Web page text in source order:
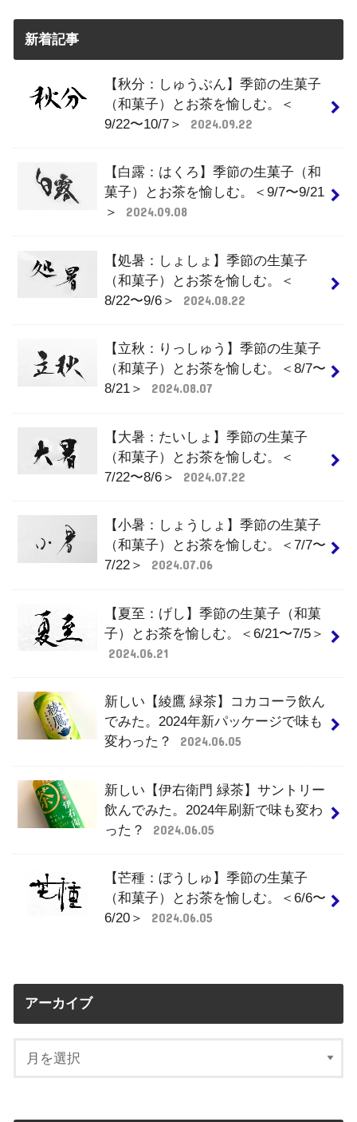
新着記事
【秋分：しゅうぶん】季節の生菓子
（和菓子）とお茶を愉しむ。＜
9/22〜10/7＞
2024.09.22
【白露：はくろ】季節の生菓子（和
菓子）とお茶を愉しむ。＜9/7〜9/21
＞
2024.09.08
【処暑：しょしょ】季節の生菓子
（和菓子）とお茶を愉しむ。＜
8/22〜9/6＞
2024.08.22
【立秋：りっしゅう】季節の生菓子
（和菓子）とお茶を愉しむ。＜8/7〜
8/21＞
2024.08.07
【大暑：たいしょ】季節の生菓子
（和菓子）とお茶を愉しむ。＜
7/22〜8/6＞
2024.07.22
【小暑：しょうしょ】季節の生菓子
（和菓子）とお茶を愉しむ。＜7/7〜
7/22＞
2024.07.06
【夏至：げし】季節の生菓子（和菓
子）とお茶を愉しむ。＜6/21〜7/5＞
2024.06.21
新しい【綾鷹 緑茶】コカコーラ飲ん
でみた。2024年新パッケージで味も
変わった？
2024.06.05
新しい【伊右衛門 緑茶】サントリー
飲んでみた。2024年刷新で味も変わ
った？
2024.06.05
【芒種：ぼうしゅ】季節の生菓子
（和菓子）とお茶を愉しむ。＜6/6〜
6/20＞
2024.06.05
アーカイブ